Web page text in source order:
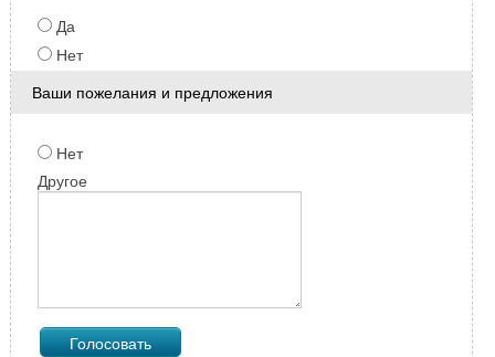
Да
Нет
Ваши пожелания и предложения
Нет
Другое